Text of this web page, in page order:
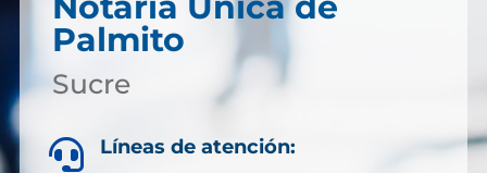
Palmito
Sucre
 Líneas de atención: